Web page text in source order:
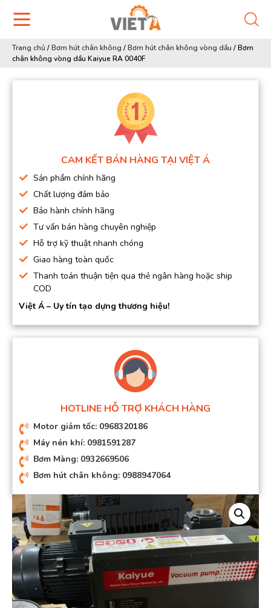
Trang chủ /Bơm hút chân không /Bơm hút chân không vòng dầu /Bơm
chân không vòng dầu Kaiyue RA 0040F
CAM KẾT BÁN HÀNG TẠI VIỆT Á
Sản phẩm chính hãng
Chất lượng đảm bảo
Bảo hành chính hãng
Tư vấn bán hàng chuyên nghiệp
Hỗ trợ kỹ thuật nhanh chóng
Giao hàng toàn quốc
Thanh toán thuận tiện qua thẻ ngân hàng hoặc ship
COD
Việt Á – Uy tín tạo dựng thương hiệu!
HOTLINE HỖ TRỢ KHÁCH HÀNG
Motor giảm tốc: 0968320186
Máy nén khí: 0981591287
Bơm Màng: 0932669506
Bơm hút chân không: 0988947064